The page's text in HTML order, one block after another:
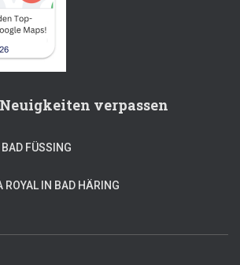
verpassen
FÜSSING
ROYAL IN BAD HÄRING